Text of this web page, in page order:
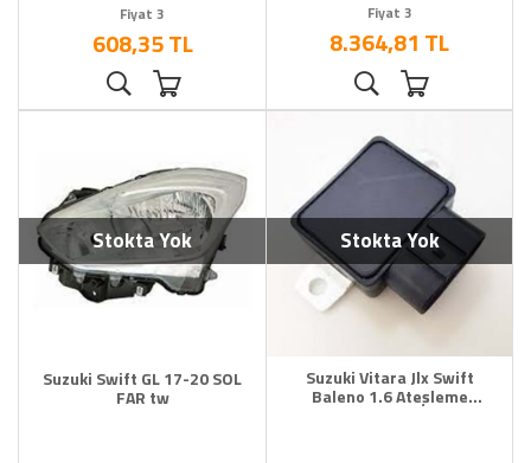
Fiyat 3
608,35 TL
Fiyat 3
8.364,81 TL
Stokta Yok
Suzuki Swift GL 17-20 SOL
FAR tw
Stokta Yok
Suzuki Vitara Jlx Swift
Baleno 1.6 Ateşleme